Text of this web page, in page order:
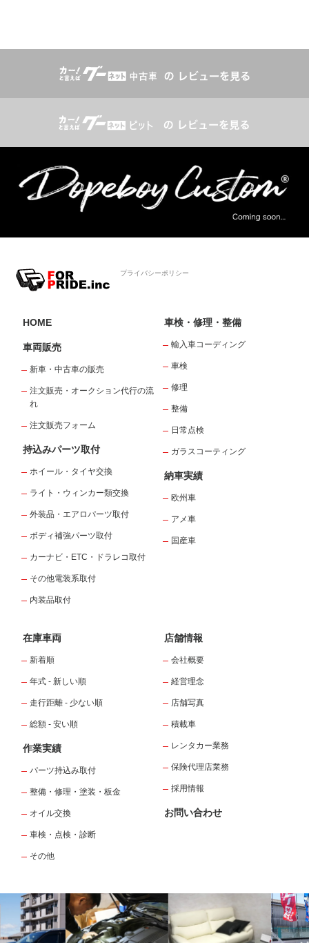
プライバシーポリシー
HOME
車両販売
新車・中古車の販売
注文販売・オークション代行の流
れ
注文販売フォーム
持込みパーツ取付
ホイール・タイヤ交換
ライト・ウィンカー類交換
外装品・エアロパーツ取付
ボディ補強パーツ取付
カーナビ・ETC・ドラレコ取付
その他電装系取付
内装品取付
車検・修理・整備
輸入車コーディング
車検
修理
整備
日常点検
ガラスコーティング
納車実績
欧州車
アメ車
国産車
在庫車両
新着順
年式 - 新しい順
走行距離 - 少ない順
総額 - 安い順
作業実績
パーツ持込み取付
整備・修理・塗装・板金
オイル交換
車検・点検・診断
その他
店舗情報
会社概要
経営理念
店舗写真
積載車
レンタカー業務
保険代理店業務
採用情報
お問い合わせ